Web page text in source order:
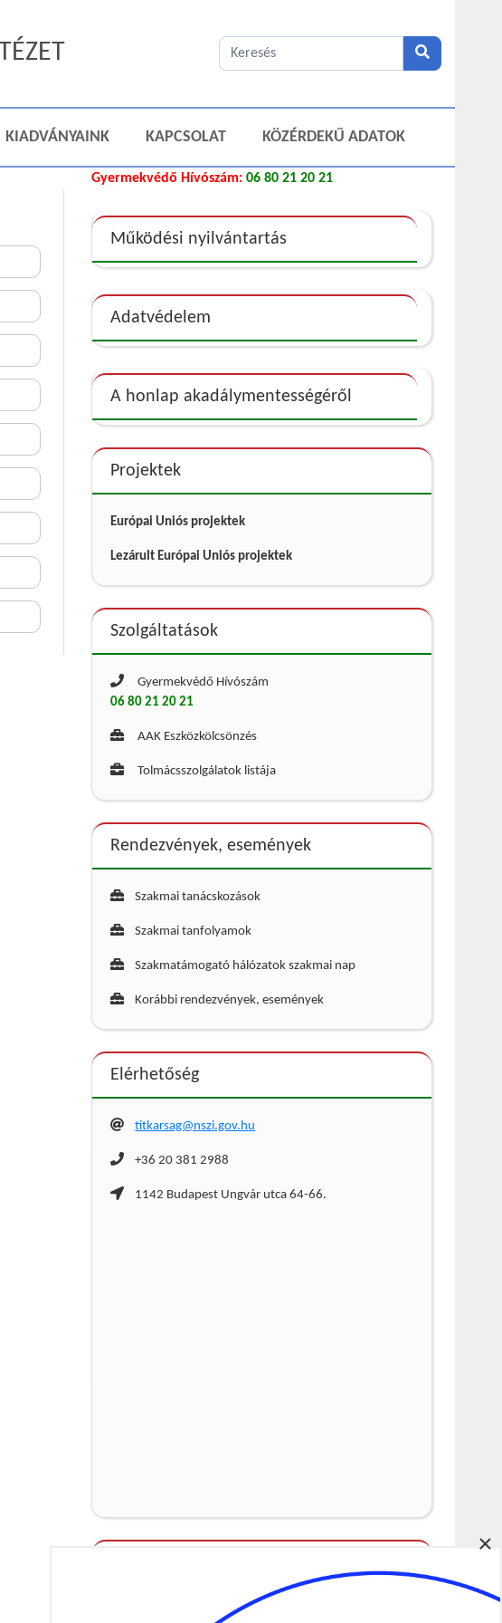
×
KIADVÁNYAINK KAPCSOLAT KÖZÉRDEKŰ ADATOK
Gyermekvédő Hívószám: 06 80 21 20 21
Működési nyilvántartás
Adatvédelem
A honlap akadálymentességéről
Projektek
Európai Uniós projektek
Lezárult Európai Uniós projektek
Szolgáltatások
Gyermekvédő Hívószám
06 80 21 20 21
AAK Eszközkölcsönzés
Tolmácsszolgálatok listája
Rendezvények, események
Szakmai tanácskozások
Szakmai tanfolyamok
Szakmatámogató hálózatok szakmai nap
Korábbi rendezvények, események
Elérhetőség
titkarsag@nszi.gov.hu
+36 20 381 2988
1142 Budapest Ungvár utca 64-66.